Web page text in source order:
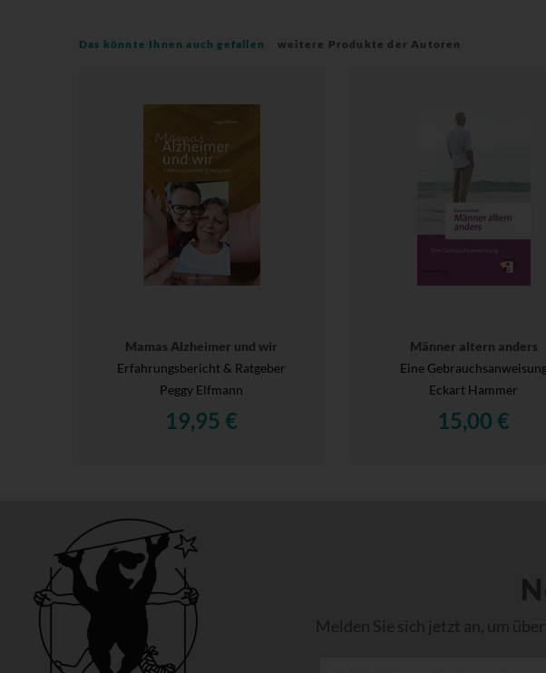
Das könnte Ihnen auch gefallen weitere Produkte der Autoren
Mamas Alzheimer und wir
Erfahrungsbericht & Ratgeber
Peggy Elfmann
19,95 €
Männer altern anders
Eine
Eckart Hammer
15,00 €
Melden Sie sich jetzt an, um